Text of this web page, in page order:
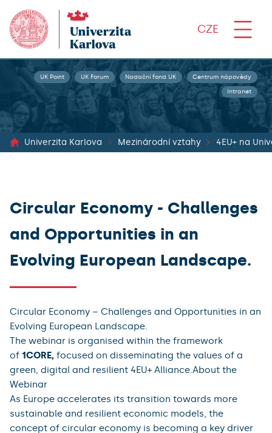
CZE
UK Point UK Forum Nadační fond UK Centrum nápovědy
Intranet
Univerzita Karlova Mezinárodní vztahy
Circular Economy - Challenges
and Opportunities in an
Evolving European Landscape.
Circular Economy – Challenges and Opportunities in an
Evolving European Landscape.
The webinar is organised within the framework
of 1CORE, focused on disseminating the values of a
green, digital and resilient 4EU+ Alliance.About the
Webinar
As Europe accelerates its transition towards more
sustainable and resilient economic models, the
concept of circular economy is becoming a key driver